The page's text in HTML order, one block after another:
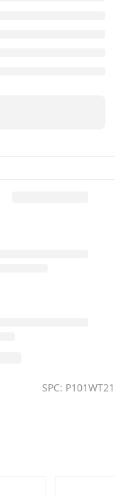
SPC: P101WT21